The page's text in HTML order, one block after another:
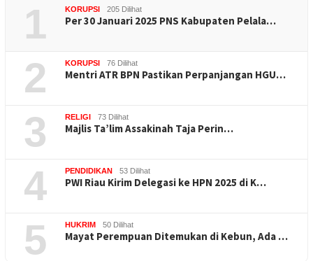
1 KORUPSI 205 Dilihat
Per 30 Januari 2025 PNS Kabupaten Pelala…
2 KORUPSI 76 Dilihat
Mentri ATR BPN Pastikan Perpanjangan HGU…
3 RELIGI 73 Dilihat
Majlis Ta’lim Assakinah Taja Perin…
4 PENDIDIKAN 53 Dilihat
PWI Riau Kirim Delegasi ke HPN 2025 di K…
5 HUKRIM 50 Dilihat
Mayat Perempuan Ditemukan di Kebun, Ada …